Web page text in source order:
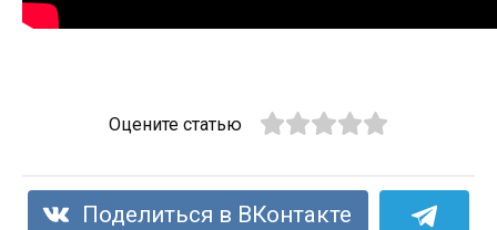
Оцените статью
Поделиться в ВКонтакте